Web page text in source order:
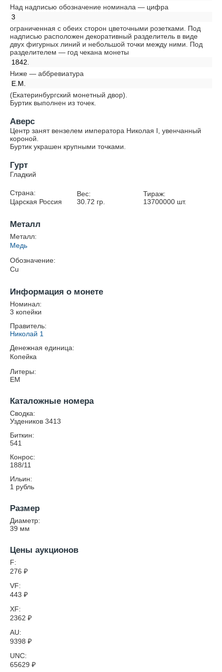
Над надписью обозначение номинала — цифра
3
ограниченная с обеих сторон цветочными розетками. Под
надписью расположен декоративный разделитель в виде
двух фигурных линий и небольшой точки между ними. Под
разделителем — год чекана монеты
1842.
Ниже — аббревиатура
Е.М.
(Екатеринбургский монетный двор).
Буртик выполнен из точек.
Аверс
Центр занят вензелем императора Николая I, увенчанный
короной.
Буртик украшен крупными точками.
Гурт
Гладкий
Страна:
Царская Россия
Вес:
30.72 гр.
Тираж:
13700000 шт.
Металл
Металл:
Медь
Обозначение:
Cu
Информация о монете
Номинал:
3 копейки
Правитель:
Николай 1
Денежная единица:
Копейка
Литеры:
ЕМ
Каталожные номера
Сводка:
Уздеников 3413
Биткин:
541
Конрос:
188/11
Ильин:
1 рубль
Размер
Диаметр:
39 мм
Цены аукционов
F:
276 ₽
VF:
443 ₽
XF:
2362 ₽
AU:
9398 ₽
UNC:
65629 ₽